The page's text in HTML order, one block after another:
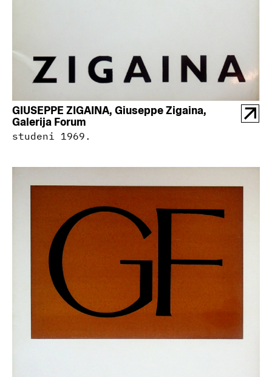
GIUSEPPE ZIGAINA, Giuseppe Zigaina,
Galerija Forum
studeni 1969.